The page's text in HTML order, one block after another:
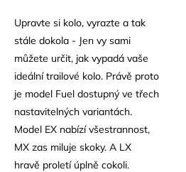
Upravte si kolo, vyrazte a tak
stále dokola - Jen vy sami
můžete určit, jak vypadá vaše
ideální trailové kolo. Právě proto
je model Fuel dostupný ve třech
nastavitelných variantách.
Model EX nabízí všestrannost,
MX zas miluje skoky. A LX
hravě proletí úplně cokoli.